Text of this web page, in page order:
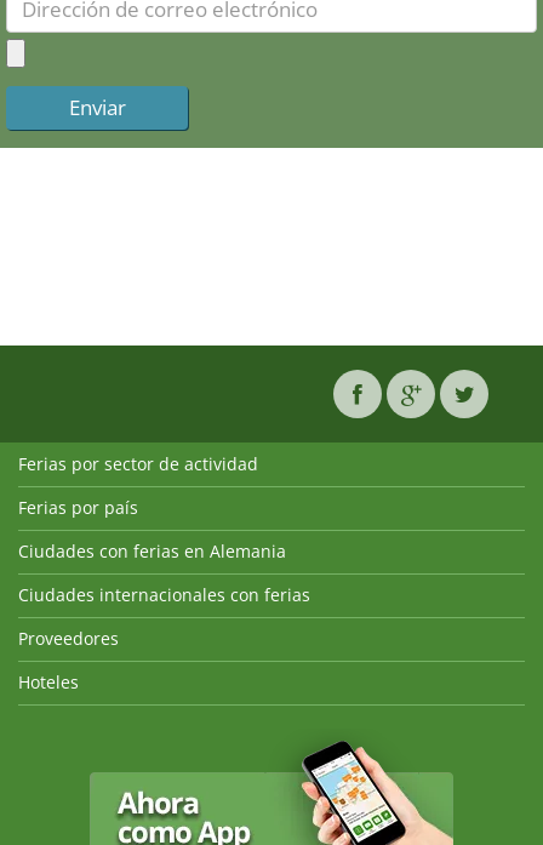
Ferias por sector de actividad
Ferias por país
Ciudades con ferias en Alemania
Ciudades internacionales con ferias
Proveedores
Hoteles